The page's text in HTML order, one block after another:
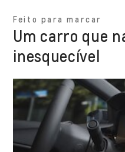
Feito para marcar
Um carro que
inesquecível